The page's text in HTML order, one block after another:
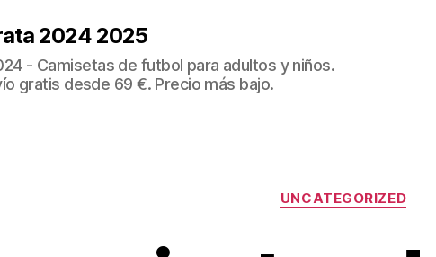
2024 2025
- Camisetas de futbol para adultos y niños.
gratis desde 69 €. Precio más bajo.
Categorías
UNCATEGORIZED